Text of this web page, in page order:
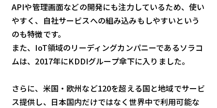
APIや管理画面などの開発にも注力しているため、使い
やすく、自社サービスへの組み込みもしやすいという
のも特徴です。
また、IoT領域のリーディングカンパニーであるソラコ
ムは、2017年にKDDIグループ傘下に入りました。
さらに、米国・欧州など120を超える国と地域でサービ
ス提供し、日本国内だけではなく世界中で利用可能な